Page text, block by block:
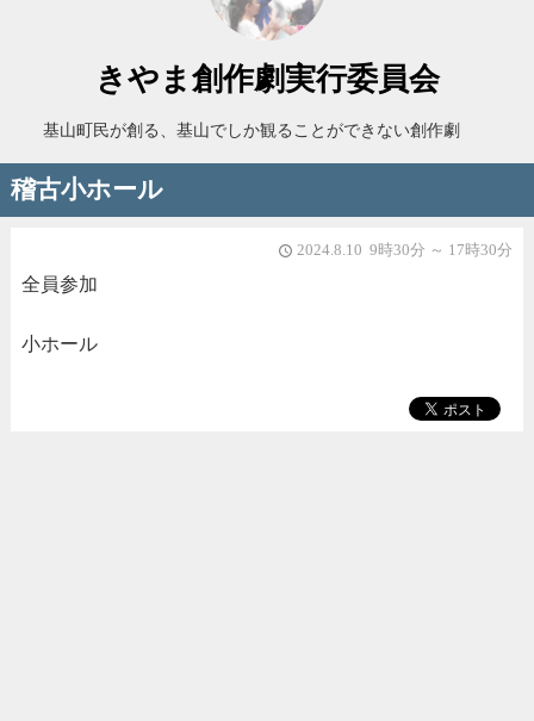
きやま創作劇実行委員会
基山町民が創る、基山でしか観ることができない創作劇
稽古小ホール
access_time 2024.8.10 9時30分 ～ 17時30分
全員参加
小ホール